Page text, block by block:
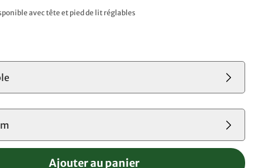
avec tête et pied de lit réglables
Ajouter au panier